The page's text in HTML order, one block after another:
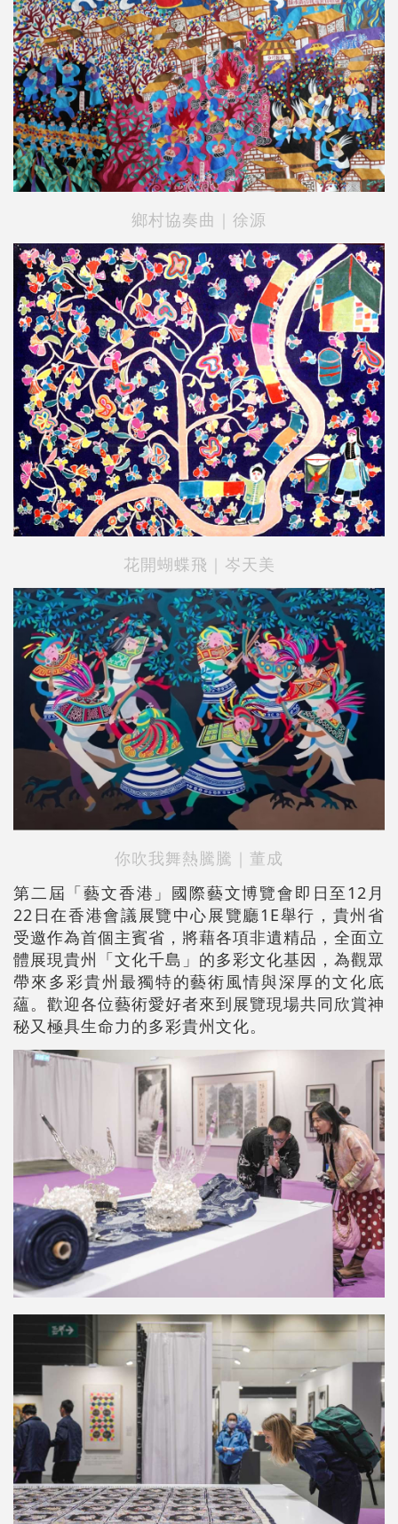
鄉村協奏曲｜徐源
花開蝴蝶飛｜岑天美
你吹我舞熱騰騰｜董成
第二屆「藝文香港」國際藝文博覽會即日至12月
22日在香港會議展覽中心展覽廳1E舉行，貴州省
受邀作為首個主賓省，將藉各項非遺精品，全面立
體展現貴州「文化千島」的多彩文化基因，為觀眾
帶來多彩貴州最獨特的藝術風情與深厚的文化底
蘊。歡迎各位藝術愛好者來到展覽現場共同欣賞神
秘又極具生命力的多彩貴州文化。